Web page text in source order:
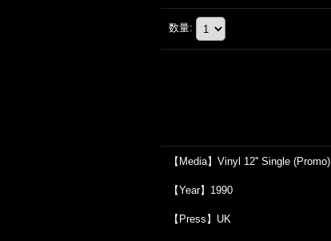
数量:
【Media】Vinyl 12'' Single (Promo)
【Year】1990
【Press】UK